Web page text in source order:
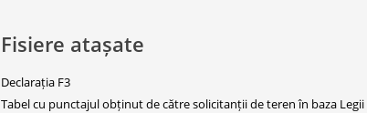
Fisiere atașate
Declarația F3
Tabel cu punctajul obținut de către solicitanții de teren în baza Legii